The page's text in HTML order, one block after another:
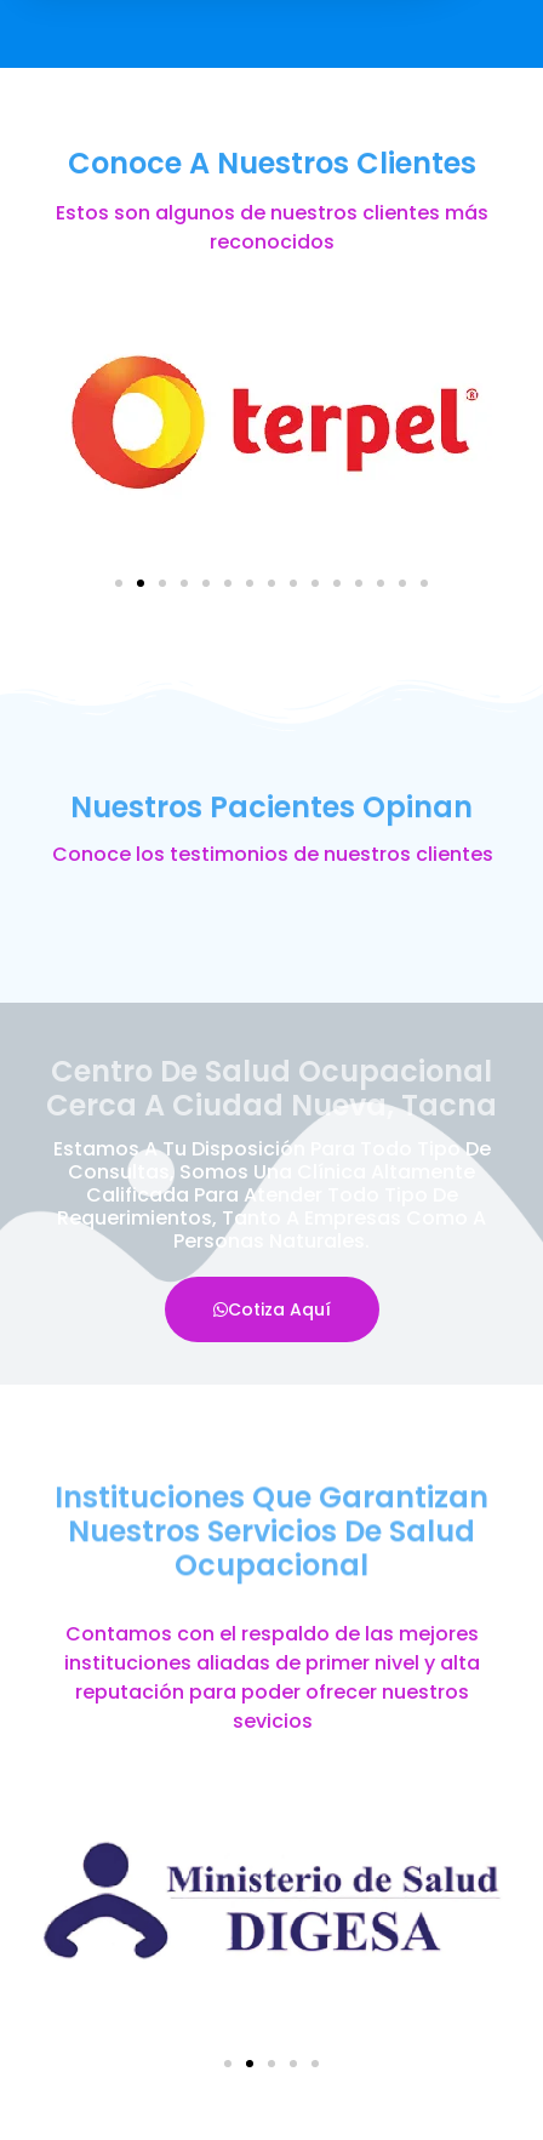
Conoce A Nuestros Clientes
Estos son algunos de nuestros clientes más
reconocidos
Nuestros Pacientes Opinan
Conoce los testimonios de nuestros clientes
Centro De Salud Ocupacional
Cerca A Ciudad Nueva, Tacna
Estamos A Tu Disposición Para Todo Tipo De
Consultas, Somos Una Clínica Altamente
Calificada Para Atender Todo Tipo De
Requerimientos, Tanto A Empresas Como A
Personas Naturales.
Cotiza Aquí
Instituciones Que Garantizan
Nuestros Servicios De Salud
Ocupacional
Contamos con el respaldo de las mejores
instituciones aliadas de primer nivel y alta
reputación para poder ofrecer nuestros
sevicios